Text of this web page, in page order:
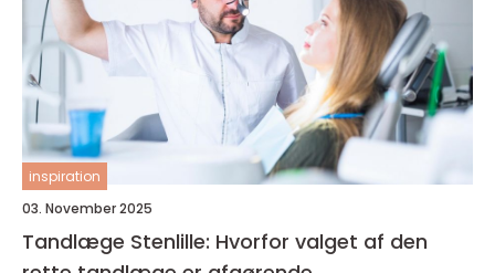
inspiration
03. November 2025
Tandlæge Stenlille: Hvorfor valget af den